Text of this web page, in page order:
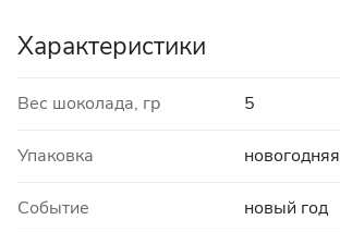
Характеристики
Вес шоколада, гр 5
Упаковка новогодняя
Событие новый год